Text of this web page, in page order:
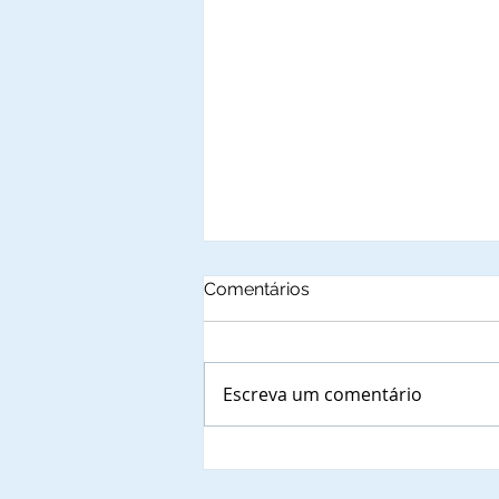
Comentários
Escreva um comentário